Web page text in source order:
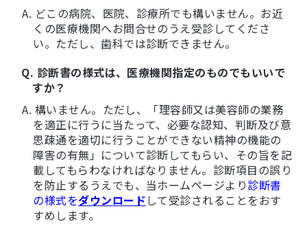
A. どこの病院、医院、診療所でも構いません。お近
くの医療機関へお問合せのうえ受診してくださ
い。ただし、歯科では診断できません。
Q. 診断書の様式は、医療機関指定のものでもいいで
すか？
A. 構いません。ただし、「理容師又は美容師の業務
を適正に行うに当たって、必要な認知、判断及び意
思疎通を適切に行うことができない精神の機能の
障害の有無」について診断してもらい、その旨を記
載してもらわなければなりません。診断項目の誤り
を防止するうえでも、当ホームページより診断書
の様式をダウンロードして受診されることをおす
すめします。